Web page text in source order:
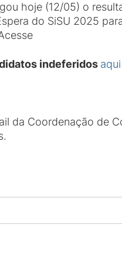
hoje (12/05) o
do SiSU 2025
indeferidos aqui
da Coordenação de